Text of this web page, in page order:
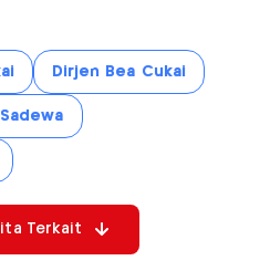
Dirjen Bea Cukai
Terkait